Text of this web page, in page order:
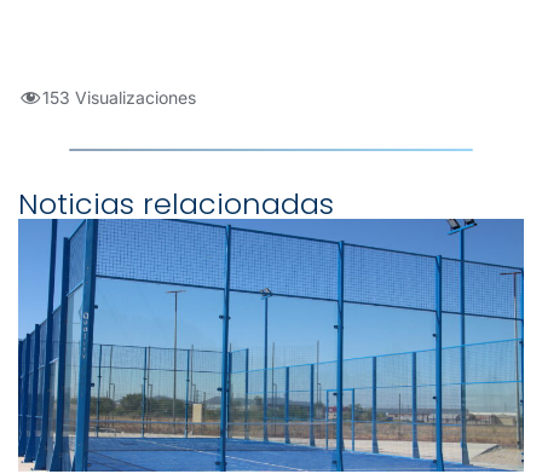
153 Visualizaciones
Noticias relacionadas